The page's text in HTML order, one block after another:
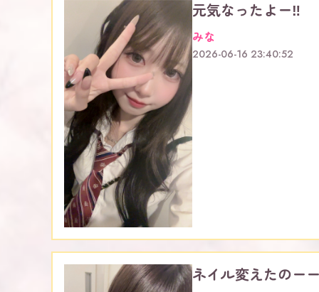
元気なったよー‼️
みな
2026-06-16 23:40:52
ネイル変えたのーー